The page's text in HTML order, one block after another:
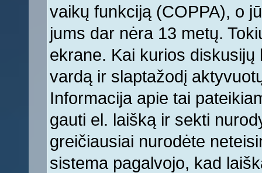
vaikų funkciją (COPPA), o
jums dar nėra 13 metų.
ekrane. Kai kurios
vardą ir slaptažodį
Informacija apie tai
gauti el. laišką ir sekti
greičiausiai nurodėte
sistema pagalvojo, kad